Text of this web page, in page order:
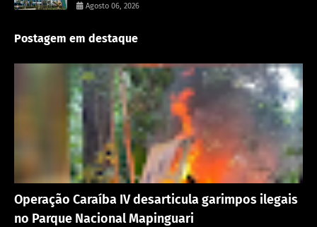
Agosto 06, 2026
Postagem em destaque
Operação Caraíba IV desarticula garimpos ilegais
no Parque Nacional Mapinguari